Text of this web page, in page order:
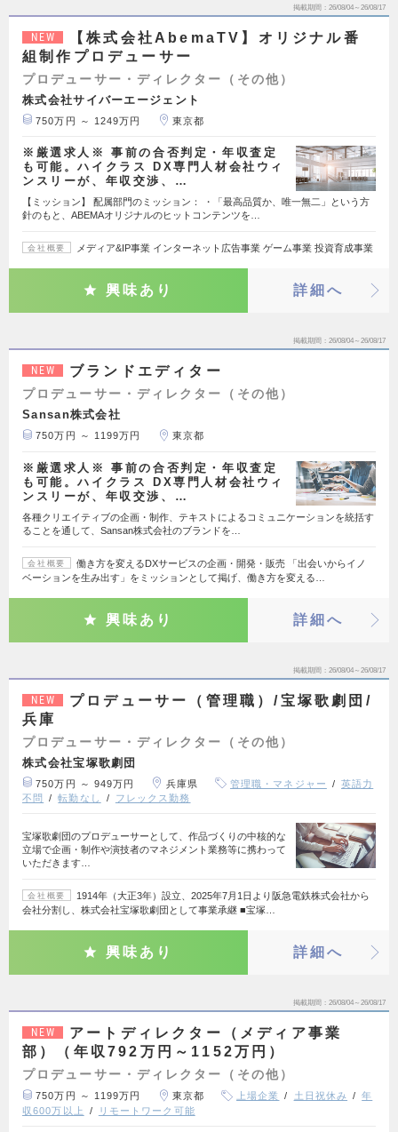
掲載期間 26/08/04～26/08/17
NEW
【株式会社AbemaTV】オリジナル番
組制作プロデューサー
プロデューサー・ディレクター（その他）
株式会社サイバーエージェント
750万円 ～ 1249万円 東京都
※厳選求人※ 事前の合否判定・年収査定
も可能。ハイクラス DX専門人材会社ウィ
ンスリーが、年収交渉、…
【ミッション】 配属部門のミッション： ・「最高品質か、唯一無二」という方
針のもと、ABEMAオリジナルのヒットコンテンツを…
会社概要 メディア&IP事業 インターネット広告事業 ゲーム事業 投資育成事業
興味あり 詳細へ
掲載期間 26/08/04～26/08/17
NEW ブランドエディター
プロデューサー・ディレクター（その他）
Sansan株式会社
750万円 ～ 1199万円 東京都
※厳選求人※ 事前の合否判定・年収査定
も可能。ハイクラス DX専門人材会社ウィ
ンスリーが、年収交渉、…
各種クリエイティブの企画・制作、テキストによるコミュニケーションを統括す
ることを通して、Sansan株式会社のブランドを…
会社概要
働き方を変えるDXサービスの企画・開発・販売 「出会いからイノ
ベーションを生み出す」をミッションとして掲げ、働き方を変える…
興味あり 詳細へ
掲載期間 26/08/04～26/08/17
NEW
プロデューサー（管理職）/宝塚歌劇団/
兵庫
プロデューサー・ディレクター（その他）
株式会社宝塚歌劇団
750万円 ～ 949万円 兵庫県 管理職・マネジャー
英語力
不問
転勤なし フレックス勤務
宝塚歌劇団のプロデューサーとして、作品づくりの中核的な
立場で企画・制作や演技者のマネジメント業務等に携わって
いただきます…
会社概要
1914年（大正3年）設立、2025年7月1日より阪急電鉄株式会社から
会社分割し、株式会社宝塚歌劇団として事業承継 ■宝塚…
興味あり 詳細へ
掲載期間 26/08/04～26/08/17
NEW
アートディレクター（メディア事業
部）（年収792万円～1152万円）
プロデューサー・ディレクター（その他）
750万円 ～ 1199万円 東京都 上場企業 土日祝休み
年
収600万以上
リモートワーク可能